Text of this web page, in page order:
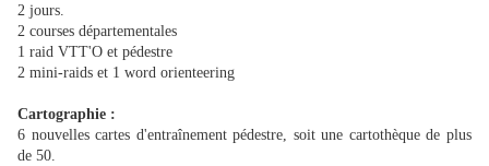
2 jours.
2 courses départementales
1 raid VTT'O et pédestre
2 mini-raids et 1 word orienteering
Cartographie :
6 nouvelles cartes d'entraînement pédestre, soit une cartothèque de plus
de 50.